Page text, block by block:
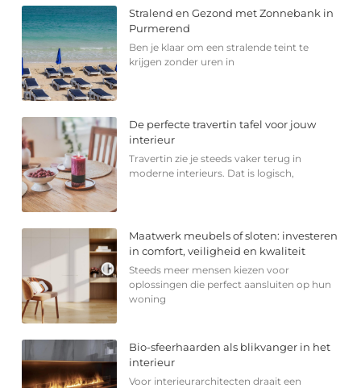
Stralend en Gezond met Zonnebank in
Purmerend
Ben je klaar om een stralende teint te
krijgen zonder uren in
De perfecte travertin tafel voor jouw
interieur
Travertin zie je steeds vaker terug in
moderne interieurs. Dat is logisch,
Maatwerk meubels of sloten: investeren
in comfort, veiligheid en kwaliteit
Steeds meer mensen kiezen voor
oplossingen die perfect aansluiten op hun
woning
Bio-sfeerhaarden als blikvanger in het
interieur
Voor interieurarchitecten draait een